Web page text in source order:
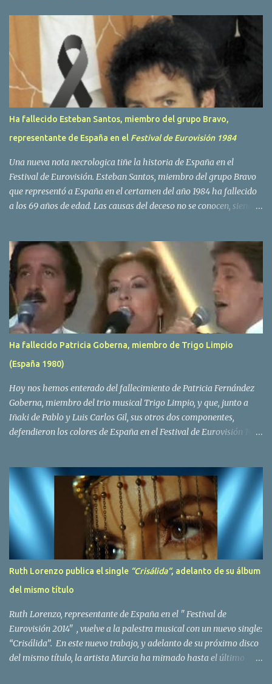
r
s
Ha fallecido Esteban Santos, miembro del grupo Bravo,
representante de España en el Festival de Eurovisión 1984
Una nueva nota necrologica tiñe la historia de España en el
Festival de Eurovisión. Esteban Santos, miembro del grupo Bravo
que representó a España en el certamen del año 1984 ha fallecido
a los 69 años de edad. Las causas del deceso no se conocen, siendo
traves de las redes sociales. Nacido en Tolosa en 1951, durante su
epoca universitaria en la carrera de empresariales conoció al
estudiante de medicina Luis Villar, comenzando a actuar
juntos,Santos a la guitarra y Villar al piano, sin atreverse a dar el
salto al mercado profesional. Sin embargo esto cambió gracias a la
propia Amaia Saizar, que tras su abandono de Trigo Limpio,
recibió por parte de la discografica Hispavox el encargo de crear
un nuevo grupo, reclutando al duo de amigos y a la ex modelo
Yolanda Hoyos. Con los cuatro surgió en el año 1982 el grupo
Ha fallecido Patricia Goberna, miembro de Trigo Limpio
(España 1980)
Hoy nos hemos enterado del fallecimiento de Patricia Fernández
Goberna, miembro del trio musical Trigo Limpio, y que, junto a
Iñaki de Pablo y Luis Carlos Gil, sus otros dos componentes,
defendieron los colores de España en el Festival de Eurovisión 1980
padeciendo desde hace tiempo. Patricia Fernández Goberna,
nacida en 1957, entró a formar parte de la formación musical
antes mencionada en el año 1979 sustituyendo a Amaya Saizar. Es
el año 1980 cuando son elegidos para representar a España en
Dublín donde, con su tema Quedate esta noche, obtienen el puesto
12 de 19 países. Tras esta participación graban en Estados Unidos
el disco Entrañablemente , abriendole las puertas del éxito en
America Latina, en especial en Mexico, en donde pasan largas
temporadas. En Trigo Limpio permanecerá hasta el año 1988,
Ruth Lorenzo publica el single “Crisálida“, adelanto de su álbum
del mismo título
Ruth Lorenzo, representante de España en el " Festival de
Eurovisión 2014" , vuelve a la palestra musical con un nuevo single:
“Crisálida”. En este nuevo trabajo, y adelanto de su próximo disco
del mismo título, la artista Murcia ha mimado hasta el último